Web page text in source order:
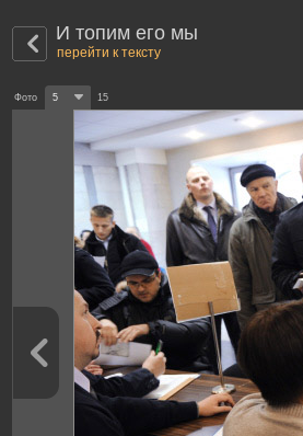
И топим его мы
перейти к тексту
Фото 5 15